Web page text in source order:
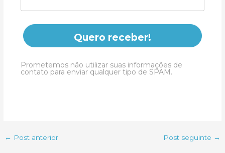
Quero receber!
Prometemos não utilizar suas informações de
contato para enviar qualquer tipo de SPAM.
← Post anterior Post seguinte →